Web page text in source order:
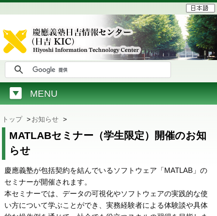
MENU
トップ >お知らせ >
MATLABセミナー（学生限定）開催のお知
らせ
慶應義塾が包括契約を結んでいるソフトウェア「MATLAB」の
セミナーが開催されます。
本セミナーでは、データの可視化やソフトウェアの実践的な使
い方について学ぶことができ、実務経験者による体験談や具体